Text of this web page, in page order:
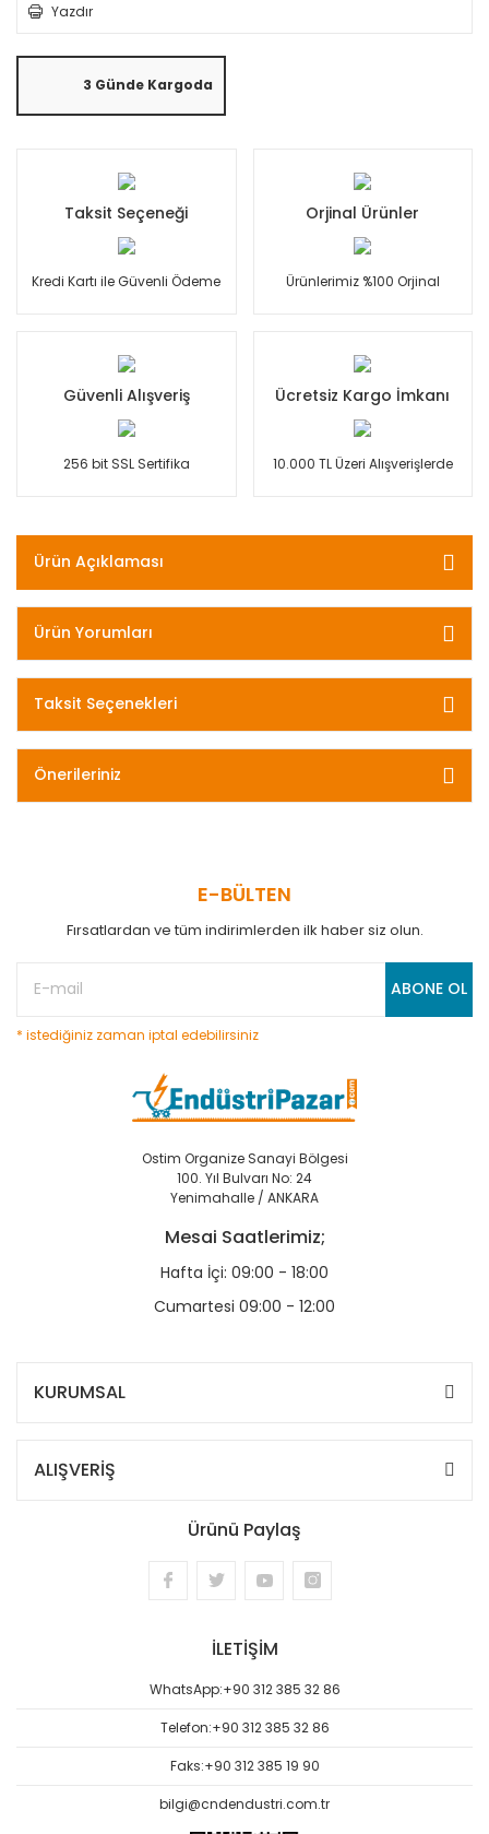
Yazdır
3 Günde Kargoda
Taksit Seçeneği
Kredi Kartı ile Güvenli Ödeme
Orjinal Ürünler
Ürünlerimiz %100 Orjinal
Güvenli Alışveriş
256 bit SSL Sertifika
Ücretsiz Kargo İmkanı
10.000 TL Üzeri Alışverişlerde
Ürün Açıklaması
Ürün Yorumları
Taksit Seçenekleri
Önerileriniz
E-BÜLTEN
Fırsatlardan ve tüm indirimlerden ilk haber siz olun.
ABONE OL
* istediğiniz zaman iptal edebilirsiniz
Ostim Organize Sanayi Bölgesi
100. Yıl Bulvarı No: 24
Yenimahalle / ANKARA
Mesai Saatlerimiz;
Hafta İçi: 09:00 - 18:00
Cumartesi 09:00 - 12:00
KURUMSAL
ALIŞVERİŞ
Ürünü Paylaş
İLETİŞİM
WhatsApp:+90 312 385 32 86
Telefon:+90 312 385 32 86
Faks:+90 312 385 19 90
bilgi@cndendustri.com.tr